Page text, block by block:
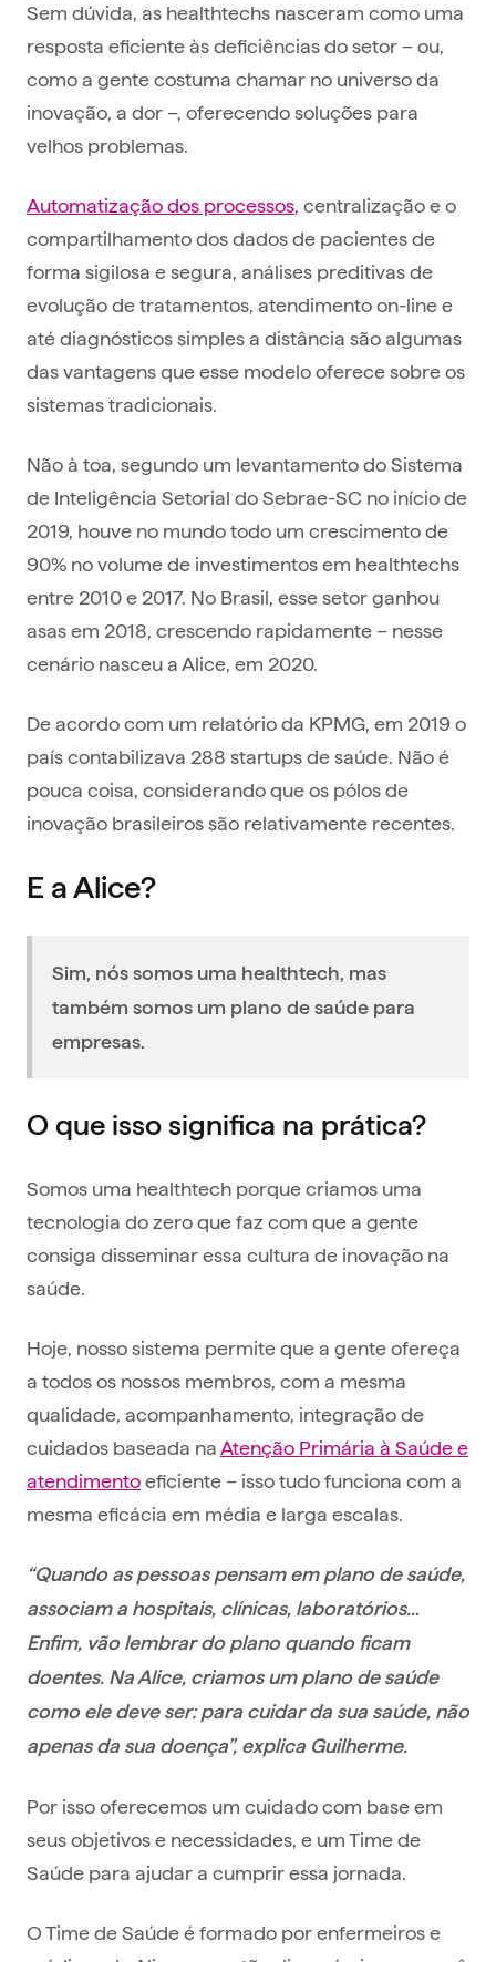
Sem dúvida, as healthtechs nasceram como uma
resposta eficiente às deficiências do setor – ou,
como a gente costuma chamar no universo da
inovação, a dor –, oferecendo soluções para
velhos problemas.
Automatização dos processos, centralização e o
compartilhamento dos dados de pacientes de
forma sigilosa e segura, análises preditivas de
evolução de tratamentos, atendimento on-line e
até diagnósticos simples a distância são algumas
das vantagens que esse modelo oferece sobre os
sistemas tradicionais.
Não à toa, segundo um levantamento do Sistema
de Inteligência Setorial do Sebrae-SC no início de
2019, houve no mundo todo um crescimento de
90% no volume de investimentos em healthtechs
entre 2010 e 2017. No Brasil, esse setor ganhou
asas em 2018, crescendo rapidamente – nesse
cenário nasceu a Alice, em 2020.
De acordo com um relatório da KPMG, em 2019 o
país contabilizava 288 startups de saúde. Não é
pouca coisa, considerando que os pólos de
inovação brasileiros são relativamente recentes.
‍E a Alice?
Sim, nós somos uma healthtech, mas
também somos um plano de saúde para
empresas.
O que isso significa na prática?
Somos uma healthtech porque criamos uma
tecnologia do zero que faz com que a gente
consiga disseminar essa cultura de inovação na
saúde.
Hoje, nosso sistema permite que a gente ofereça
a todos os nossos membros, com a mesma
qualidade, acompanhamento, integração de
cuidados baseada naAtenção Primária à Saúde e
atendimentoeficiente – isso tudo funciona com a
mesma eficácia em média e larga escalas.
“Quando as pessoas pensam em plano de saúde,
associam a hospitais, clínicas, laboratórios…
Enfim, vão lembrar do plano quando ficam
doentes. Na Alice, criamos um plano de saúde
como ele deve ser: para cuidar da sua saúde, não
apenas da sua doença”, explica Guilherme.
Por isso oferecemos um cuidado com base em
seus objetivos e necessidades, e um Time de
Saúde para ajudar a cumprir essa jornada.
O Time de Saúde é formado por enfermeiros e